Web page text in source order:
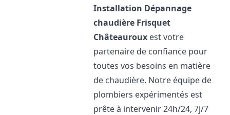
Installation Dépannage
chaudière Frisquet
Châteauroux est votre
partenaire de confiance pour
toutes vos besoins en matière
de chaudière. Notre équipe de
plombiers expérimentés est
prête à intervenir 24h/24, 7j/7